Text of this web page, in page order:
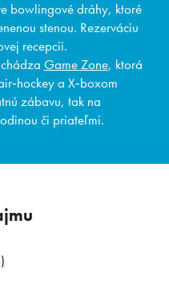
bowlingové dráhy, ktoré
stenou. Rezerváciu
recepcii.
Game Zone, ktorá
a X‑boxom
zábavu, tak na
či priateľmi.